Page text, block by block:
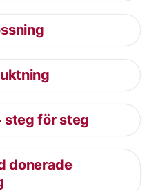
steg för steg
donerade